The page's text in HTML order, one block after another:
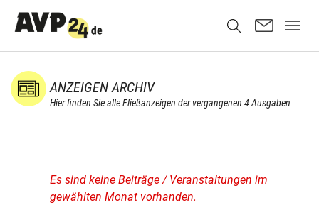
ANZEIGEN ARCHIV
Hier finden Sie alle Fließanzeigen der vergangenen 4 Ausgaben
Es sind keine Beiträge / Veranstaltungen im
gewählten Monat vorhanden.